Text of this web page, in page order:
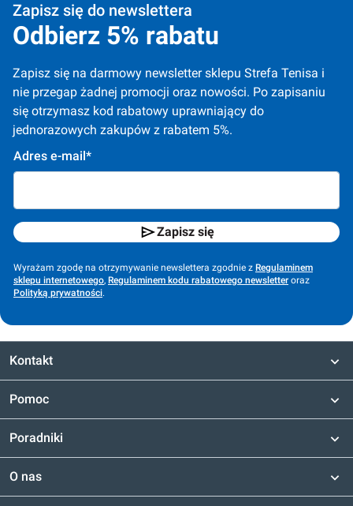
Zapisz się do newslettera
Odbierz 5% rabatu
Zapisz się na darmowy newsletter sklepu Strefa Tenisa i
nie przegap żadnej promocji oraz nowości. Po zapisaniu
się otrzymasz kod rabatowy uprawniający do
jednorazowych zakupów z rabatem 5%.
Adres e-mail*
Zapisz się
Wyrażam zgodę na otrzymywanie newslettera zgodnie z Regulaminem
sklepu internetowego, Regulaminem kodu rabatowego newsletter oraz
Polityką prywatności.
Kontakt
Pomoc
Poradniki
O nas